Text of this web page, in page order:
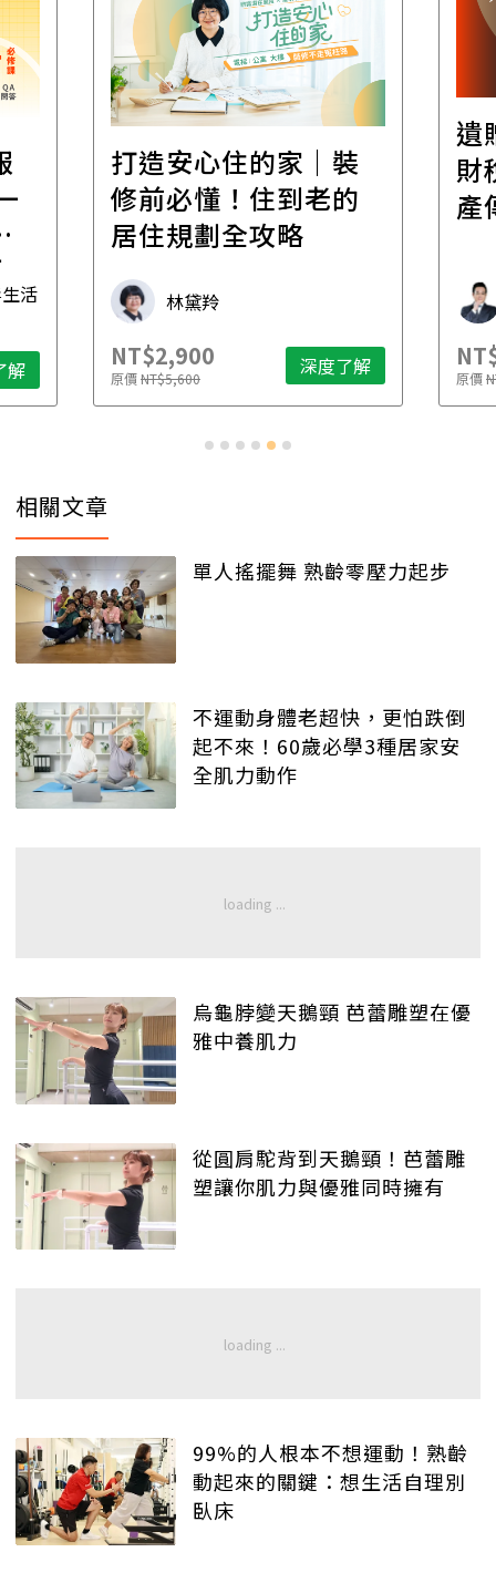
活
解
打造安心住的家｜裝
修前必懂！住到老的
居住規劃全攻略
林黛羚
NT$2,900
原價NT$5,600 深度了解
遺
財
產
原價
相關文章
單人搖擺舞 熟齡零壓力起步
不運動身體老超快，更怕跌倒
起不來！60歲必學3種居家安
全肌力動作
烏龜脖變天鵝頸 芭蕾雕塑在優
雅中養肌力
從圓肩駝背到天鵝頸！芭蕾雕
塑讓你肌力與優雅同時擁有
99%的人根本不想運動！熟齡
動起來的關鍵：想生活自理別
臥床